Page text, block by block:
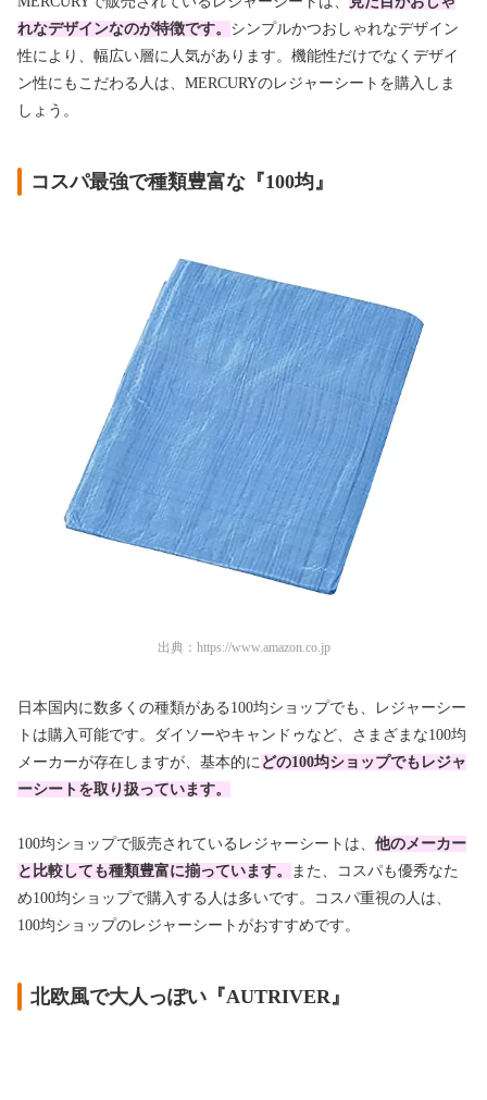
れなデザインなのが特徴です。 シンプルかつおしゃれなデザイン
性により、幅広い層に人気があります。機能性だけでなくデザイ
ン性にもこだわる人は、MERCURYのレジャーシートを購入しま
しょう。
コスパ最強で種類豊富な『100均』
出典： https://www.amazon.co.jp
日本国内に数多くの種類がある100均ショップでも、レジャーシー
トは購入可能です。ダイソーやキャンドゥなど、さまざまな100均
メーカーが存在しますが、基本的に どの100均ショップでもレジャ
ーシートを取り扱っています。
100均ショップで販売されているレジャーシートは、 他のメーカー
と比較しても種類豊富に揃っています。
また、コスパも優秀なた
め100均ショップで購入する人は多いです。コスパ重視の人は、
100均ショップのレジャーシートがおすすめです。
北欧風で大人っぽい『AUTRIVER』